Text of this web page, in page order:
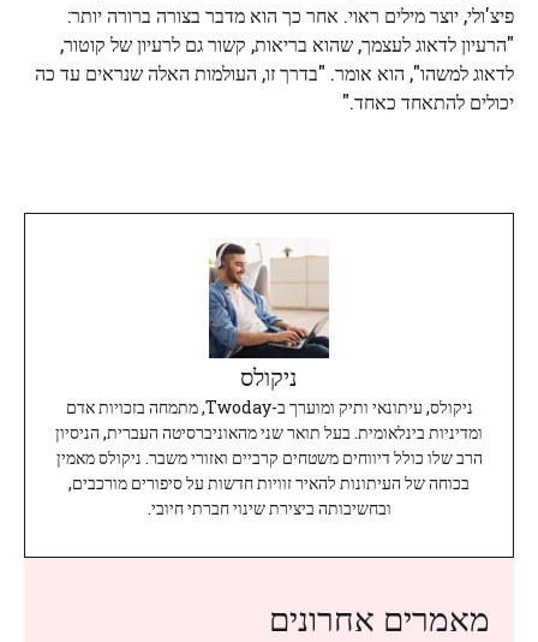
פיצ'ולי, יוצר מילים ראוי. אחר כך הוא מדבר בצורה ברורה יותר:
"הרעיון לדאוג לעצמך, שהוא בריאות, קשור גם לרעיון של קוטור,
לדאוג למשהו", הוא אומר. "בדרך זו, העולמות האלה שנראים עד כה
יכולים להתאחד כאחד."
ניקולס
ניקולס, עיתונאי ותיק ומוערך ב-Twoday, מתמחה בזכויות אדם
ומדיניות בינלאומית. בעל תואר שני מהאוניברסיטה העברית, הניסיון
הרב שלו כולל דיווחים משטחים קרביים ואזורי משבר. ניקולס מאמין
בכוחה של העיתונות להאיר זוויות חדשות על סיפורים מורכבים,
ובחשיבותה ביצירת שינוי חברתי חיובי.
מאמרים אחרונים